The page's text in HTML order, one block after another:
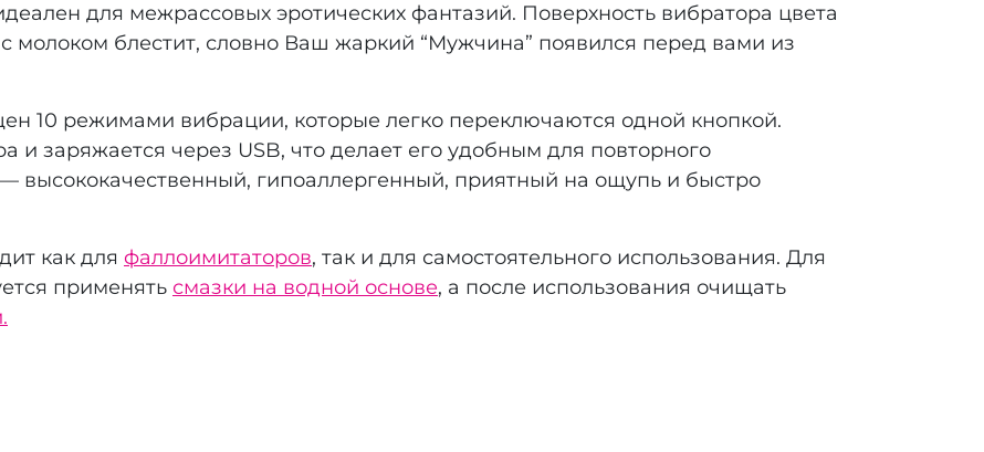
для межрассовых эротических фантазий. Поверхность вибратора цвета
молоком блестит, словно Ваш жаркий “Мужчина” появился перед вами из
10 режимами вибрации, которые легко переключаются одной кнопкой.
и заряжается через USB, что делает его удобным для повторного
высококачественный, гипоаллергенный, приятный на ощупь и быстро
как для фаллоимитаторов, так и для самостоятельного использования. Для
применять смазки на водной основе, а после использования очищать